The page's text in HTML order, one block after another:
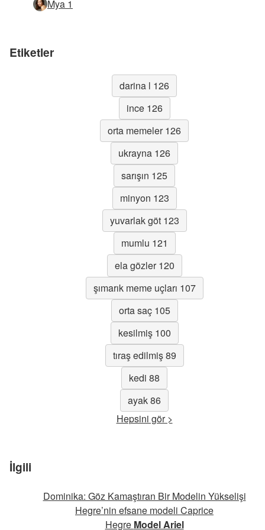
Mya 1
Etiketler
darina l 126
ince 126
orta memeler 126
ukrayna 126
sarışın 125
minyon 123
yuvarlak göt 123
mumlu 121
ela gözler 120
şımarık meme uçları 107
orta saç 105
kesilmiş 100
tıraş edilmiş 89
kedi 88
ayak 86
Hepsini gör >
İlgili
Dominika: Göz Kamaştıran Bir Modelin Yükselişi
Hegre’nin efsane modeli Caprice
Hegre Model Ariel